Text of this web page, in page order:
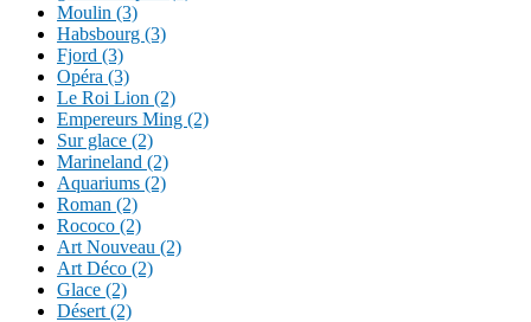
Moulin (3)
Habsbourg (3)
Fjord (3)
Opéra (3)
Le Roi Lion (2)
Empereurs Ming (2)
Sur glace (2)
Marineland (2)
Aquariums (2)
Roman (2)
Rococo (2)
Art Nouveau (2)
Art Déco (2)
Glace (2)
Désert (2)